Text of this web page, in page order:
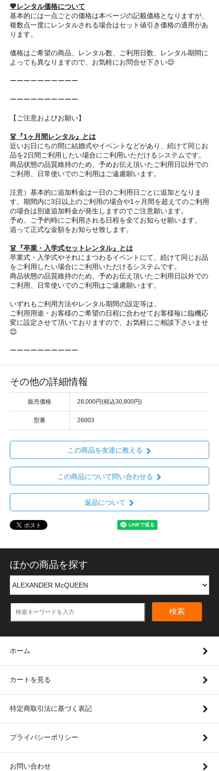
💖レンタル価格について
基本的には一点ごとの価格は本ページの記載価格となりますが、
複数点一度にレンタルされる場合はセット値引き価格の適用があ
ります。
価格はご希望の商品、レンタル数、ご利用日数、レンタル期間に
よっても異なりますので、お気軽にお問合せ下さい😌
ーーーーーーーーーー
ーーーーーーーーーー
【ご注意およびお願い】
👗『1ヶ月間レンタル』とは
近いお日にちの間に結婚式やイベントなどがあり、続けて同じお
品を2日間ご利用したい場合にご利用いただけるシステムです。
商品状態の品質維持のため、予めお伝え頂いたご利用日以外での
ご利用、日常使いでのご利用はご遠慮願います。
注意）基本的に追加料金は一日のご利用日ごとに追加となりま
す。期間内に3日以上のご利用の場合や1ヶ月間を超えてのご利用
の場合は別途追加料金が発生しますのでご注意願います。
予め、ご予約時にご利用される日程を全てお知らせ願います。
追って正式な金額をお知らせ致します。
👗『卒業・入学式セットレンタル』とは
卒業式・入学式やそれにまつわるイベントにて、続けて同じお品
をご利用したい場合にご利用いただけるシステムです。
商品状態の品質維持のため、予めお伝え頂いたご利用日以外での
ご利用、日常使いでのご利用はご遠慮願います。
いずれもご利用方法やレンタル期間の設定等は、
ご利用用途・お客様のご希望の日程に合わせてお客様毎に臨機応
変に設定させて頂いておりますので、お気軽にご相談下さいませ
😊
ーーーーーーーーーー
その他の詳細情報
販売価格 28,000円(税込30,800円)
型番 26003
この商品を友達に教える
この商品について問い合わせる
返品について
ほかの商品を探す
検索
ホーム
カートを見る
特定商取引法に基づく表記
プライバシーポリシー
お問い合わせ